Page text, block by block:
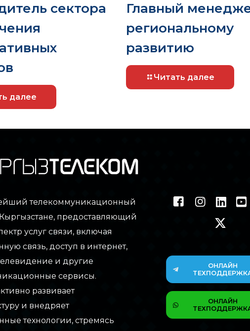
сектора
далее
Главный
региональному
развитию
Читать далее
телекоммуникационный
предоставляющий
услуг связи, включая
связь, доступ в интернет,
и другие
сервисы.
развивает
и внедряет
технологии, стремясь
ОНЛАЙН
ОНЛАЙН